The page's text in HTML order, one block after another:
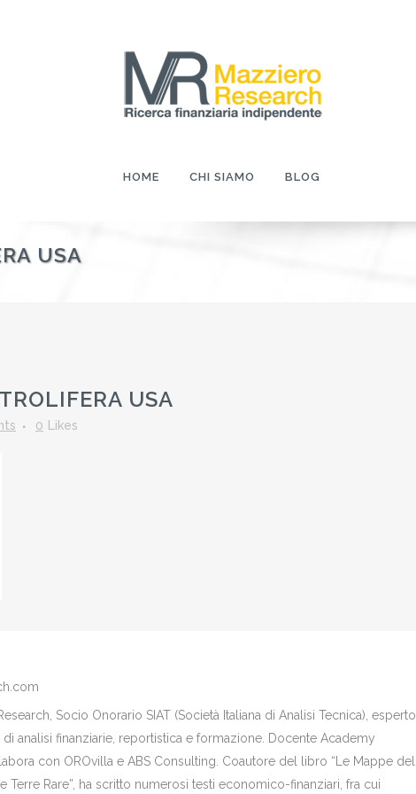
HOME CHI SIAMO BLOG
USA
USA
0 Likes
Socio Onorario SIAT (Società Italiana di Analisi Tecnica), esperto
analisi finanziarie, reportistica e formazione. Docente Academy
con OROvilla e ABS Consulting. Coautore del libro “Le Mappe del
Terre Rare”, ha scritto numerosi testi economico-finanziari, fra cui